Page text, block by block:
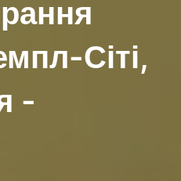
Сіті,
-